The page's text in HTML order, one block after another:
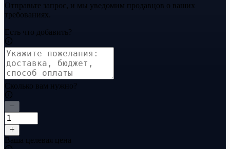
Отправьте запрос, и мы уведомим продавцов о ваших
требованиях.
Есть что добавить?
Сколько вам нужно?
Ваша целевая цена